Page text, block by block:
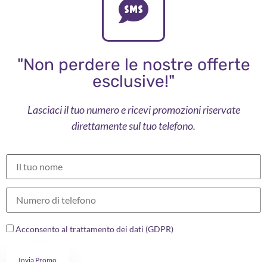
"Non perdere le nostre offerte
esclusive!"
Lasciaci il tuo numero e ricevi promozioni riservate
direttamente sul tuo telefono.
Acconsento al trattamento dei dati (GDPR)
Invia Promo